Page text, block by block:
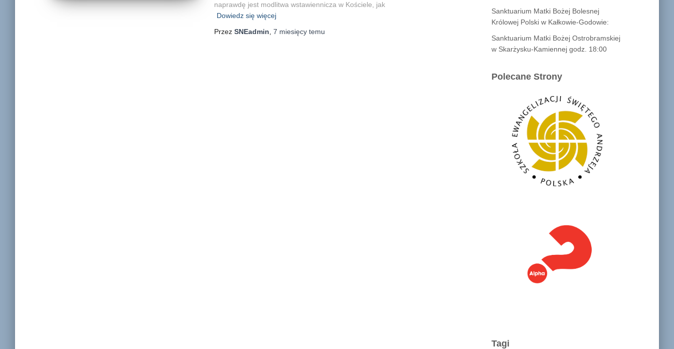
naprawdę jest modlitwa wstawiennicza w Kościele, jak
Dowiedz się więcej
Przez SNEadmin 7 miesięcy temu
Sanktuarium Matki Bożej Bolesnej
Królowej Polski w Kałkowie-Godowie:
Sanktuarium Matki Bożej Ostrobramskiej
w Skarżysku-Kamiennej godz. 18:00
Polecane Strony
Tagi